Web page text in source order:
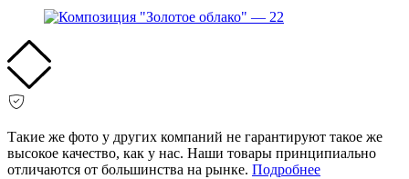
Такие же фото у других компаний не гарантируют такое же
высокое качество, как у нас. Наши товары принципиально
отличаются от большинства на рынке. Подробнее